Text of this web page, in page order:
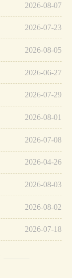
2026-08-07
2026-07-23
2026-08-05
2026-06-27
2026-07-29
2026-08-01
2026-07-08
2026-04-26
2026-08-03
2026-08-02
2026-07-18